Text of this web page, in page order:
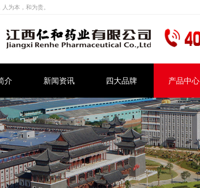
为本，和为贵。
介 新闻资讯 四大品牌 产品中心